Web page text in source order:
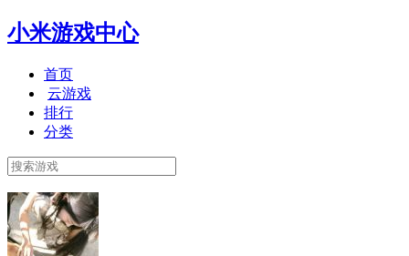
小米游戏中心
首页
云游戏
排行
分类